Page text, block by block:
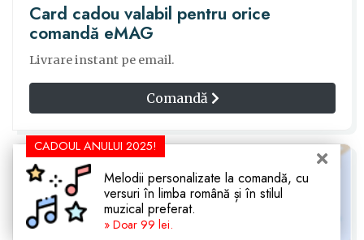
Card cadou valabil pentru orice
comandă eMAG
Livrare instant pe email.
Comandă
CADOUL ANULUI 2025!
Melodii personalizate la comandă, cu
versuri în limba română și în stilul
muzical preferat.
» Doar 99 lei.